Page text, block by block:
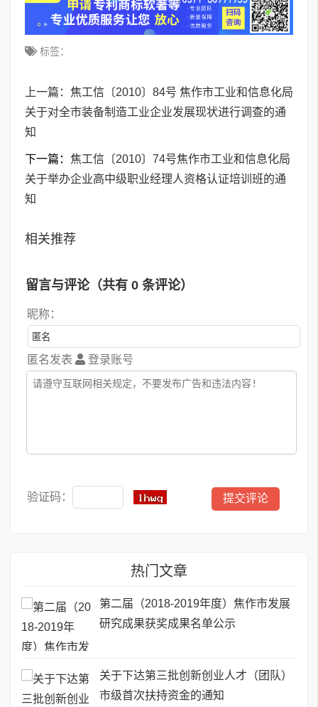
标签：
上一篇： 焦工信〔2010〕84号 焦作市工业和信息化局
关于对全市装备制造工业企业发展现状进行调查的通
知
下一篇： 焦工信〔2010〕74号焦作市工业和信息化局
关于举办企业高中级职业经理人资格认证培训班的通
知
相关推荐
留言与评论（共有 0 条评论）
昵称：
匿名发表 登录账号
验证码：
热门文章
第二届（2018-2019年度）焦作市发展
研究成果获奖成果名单公示
关于下达第三批创新创业人才（团队）
市级首次扶持资金的通知